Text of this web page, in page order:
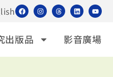
出版品 影音廣場